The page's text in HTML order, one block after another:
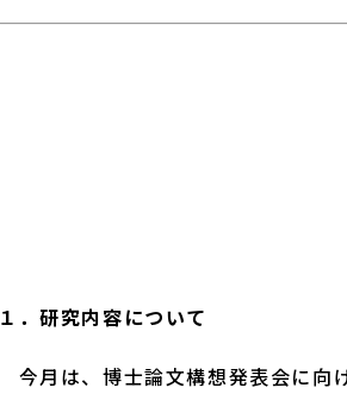
筑
１．研究内容について
今月は、博士論文構想発表会に向